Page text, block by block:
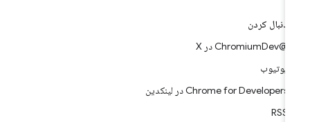
دنبال کردن
یوتیوب
Chrome for Developers در لینکدین